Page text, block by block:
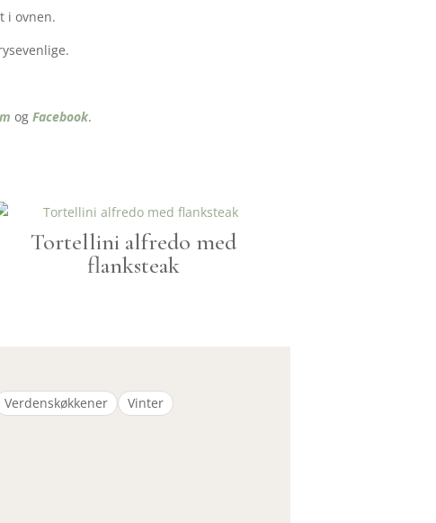
i ovnen.
og Facebook.
Tortellini alfredo med
flanksteak
Verdenskøkkener Vinter